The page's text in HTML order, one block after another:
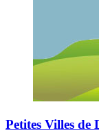
Petites Villes de